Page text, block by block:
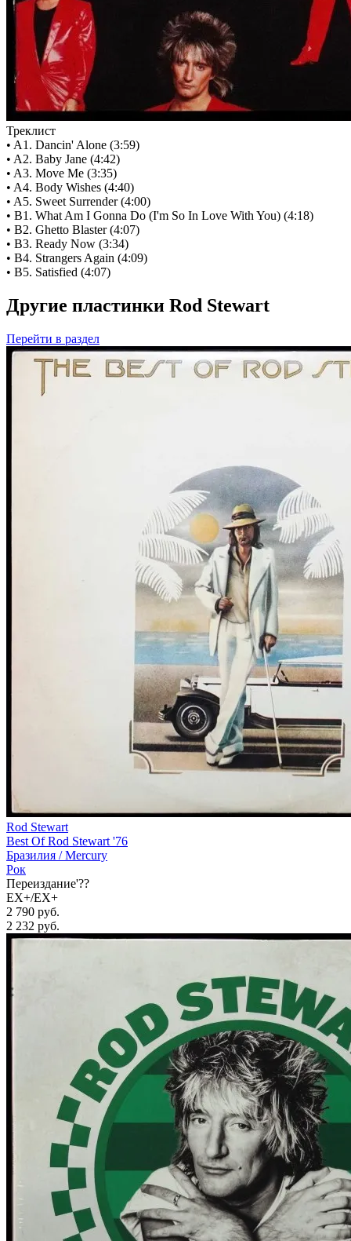
Треклист
• A1. Dancin' Alone (3:59)
• A2. Baby Jane (4:42)
• A3. Move Me (3:35)
• A4. Body Wishes (4:40)
• A5. Sweet Surrender (4:00)
• B1. What Am I Gonna Do (I'm So In Love With You) (4:18)
• B2. Ghetto Blaster (4:07)
• B3. Ready Now (3:34)
• B4. Strangers Again (4:09)
• B5. Satisfied (4:07)
Другие пластинки Rod Stewart
Перейти в раздел
Rod Stewart
Best Of Rod Stewart '76
Бразилия /Mercury
Рок
Переиздание'??
EX+/EX+
2 790 руб.
2 232 руб.